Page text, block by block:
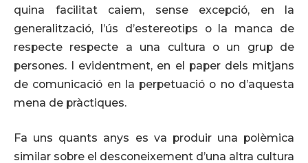
quina facilitat caiem, sense excepció, en la
generalització, l’ús d’estereotips o la manca de
respecte respecte a una cultura o un grup de
persones. I evidentment, en el paper dels mitjans
de comunicació en la perpetuació o no d’aquesta
mena de pràctiques.
Fa uns quants anys es va produir una polèmica
similar sobre el desconeixement d’una altra cultura